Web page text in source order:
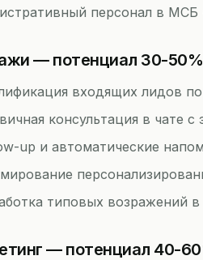
персонал в МСБ
— потенциал 30-
входящих лидов
консультация в чате
up и автоматические
типовых возражений в
— потенциал 40-